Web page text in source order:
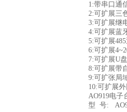
1:带串口通
2:可扩展三
3:可扩展继
4:可扩展蓝
5:可扩展
6:可扩展
7:可扩展U
8:可扩展带
9:可扩张局
10:可扩展
AO919电子
型 号: